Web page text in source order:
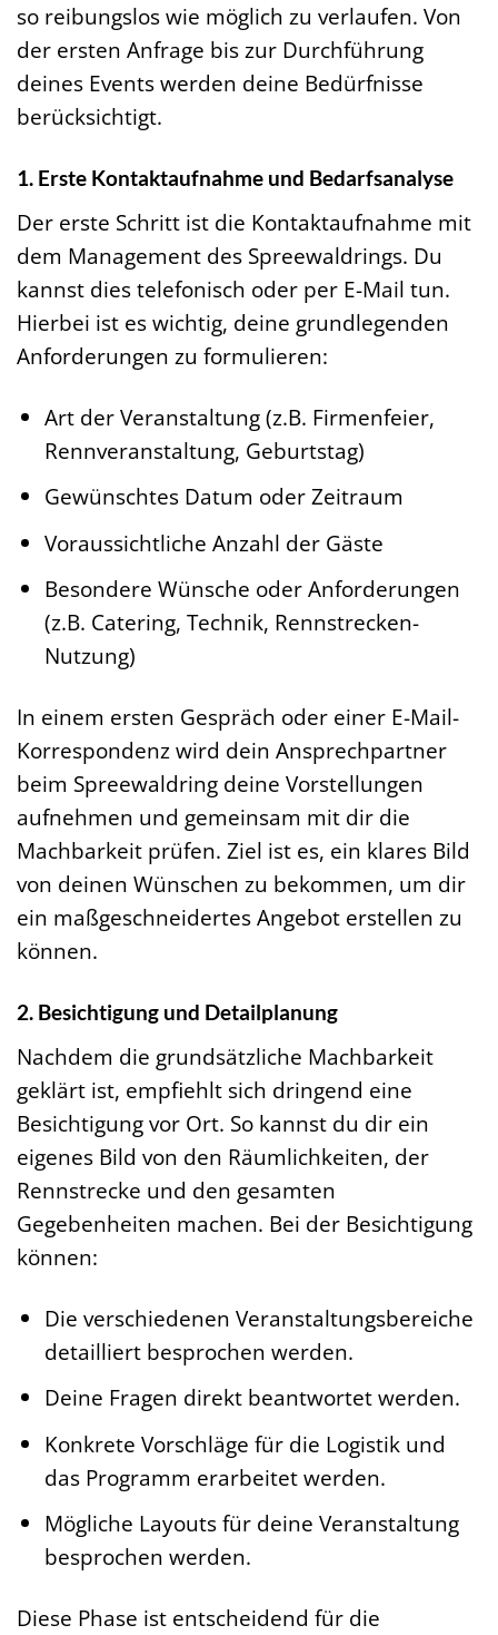
so reibungslos wie möglich zu verlaufen. Von
der ersten Anfrage bis zur Durchführung
deines Events werden deine Bedürfnisse
berücksichtigt.
1. Erste Kontaktaufnahme und Bedarfsanalyse
Der erste Schritt ist die Kontaktaufnahme mit
dem Management des Spreewaldrings. Du
kannst dies telefonisch oder per E-Mail tun.
Hierbei ist es wichtig, deine grundlegenden
Anforderungen zu formulieren:
Art der Veranstaltung (z.B. Firmenfeier,
Rennveranstaltung, Geburtstag)
Gewünschtes Datum oder Zeitraum
Voraussichtliche Anzahl der Gäste
Besondere Wünsche oder Anforderungen
(z.B. Catering, Technik, Rennstrecken-
Nutzung)
In einem ersten Gespräch oder einer E-Mail-
Korrespondenz wird dein Ansprechpartner
beim Spreewaldring deine Vorstellungen
aufnehmen und gemeinsam mit dir die
Machbarkeit prüfen. Ziel ist es, ein klares Bild
von deinen Wünschen zu bekommen, um dir
ein maßgeschneidertes Angebot erstellen zu
können.
2. Besichtigung und Detailplanung
Nachdem die grundsätzliche Machbarkeit
geklärt ist, empfiehlt sich dringend eine
Besichtigung vor Ort. So kannst du dir ein
eigenes Bild von den Räumlichkeiten, der
Rennstrecke und den gesamten
Gegebenheiten machen. Bei der Besichtigung
können:
Die verschiedenen Veranstaltungsbereiche
detailliert besprochen werden.
Deine Fragen direkt beantwortet werden.
Konkrete Vorschläge für die Logistik und
das Programm erarbeitet werden.
Mögliche Layouts für deine Veranstaltung
besprochen werden.
Diese Phase ist entscheidend für die